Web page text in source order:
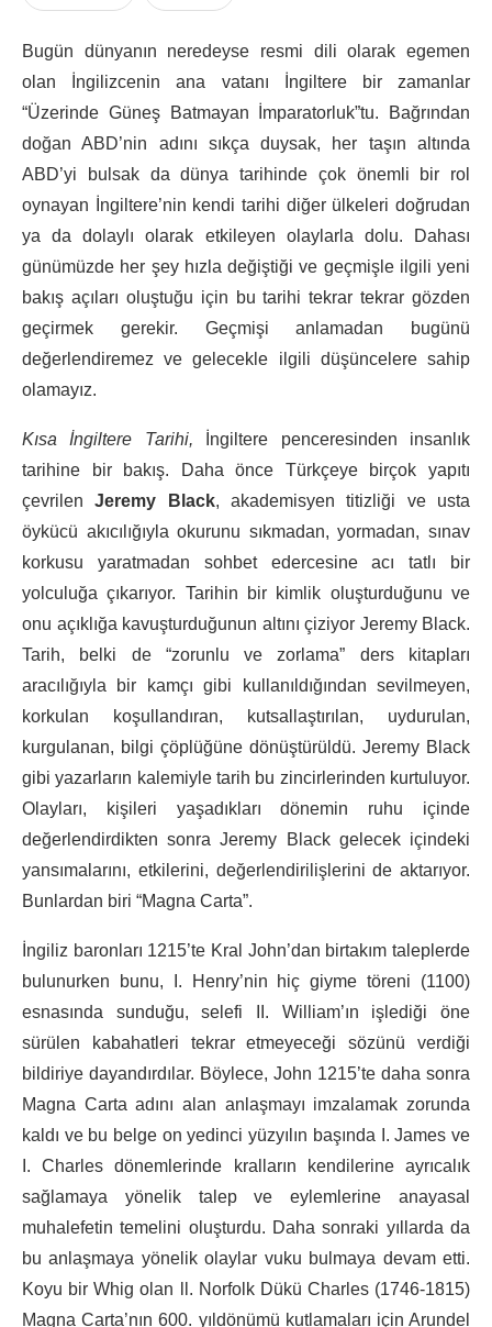
Bugün dünyanın neredeyse resmi dili olarak egemen
olan İngilizcenin ana vatanı İngiltere bir zamanlar
“Üzerinde Güneş Batmayan İmparatorluk”tu. Bağrından
doğan ABD’nin adını sıkça duysak, her taşın altında
ABD’yi bulsak da dünya tarihinde çok önemli bir rol
oynayan İngiltere’nin kendi tarihi diğer ülkeleri doğrudan
ya da dolaylı olarak etkileyen olaylarla dolu. Dahası
günümüzde her şey hızla değiştiği ve geçmişle ilgili yeni
bakış açıları oluştuğu için bu tarihi tekrar tekrar gözden
geçirmek gerekir. Geçmişi anlamadan bugünü
değerlendiremez ve gelecekle ilgili düşüncelere sahip
olamayız.
Kısa İngiltere Tarihi, İngiltere penceresinden insanlık
tarihine bir bakış. Daha önce Türkçeye birçok yapıtı
çevrilenJeremy Black, akademisyen titizliği ve usta
öykücü akıcılığıyla okurunu sıkmadan, yormadan, sınav
korkusu yaratmadan sohbet edercesine acı tatlı bir
yolculuğa çıkarıyor. Tarihin bir kimlik oluşturduğunu ve
onu açıklığa kavuşturduğunun altını çiziyor Jeremy Black.
Tarih, belki de “zorunlu ve zorlama” ders kitapları
aracılığıyla bir kamçı gibi kullanıldığından sevilmeyen,
korkulan koşullandıran, kutsallaştırılan, uydurulan,
kurgulanan, bilgi çöplüğüne dönüştürüldü. Jeremy Black
gibi yazarların kalemiyle tarih bu zincirlerinden kurtuluyor.
Olayları, kişileri yaşadıkları dönemin ruhu içinde
değerlendirdikten sonra Jeremy Black gelecek içindeki
yansımalarını, etkilerini, değerlendirilişlerini de aktarıyor.
Bunlardan biri “Magna Carta”.
İngiliz baronları 1215’te Kral John’dan birtakım taleplerde
bulunurken bunu, I. Henry’nin hiç giyme töreni (1100)
esnasında sunduğu, selefi II. William’ın işlediği öne
sürülen kabahatleri tekrar etmeyeceği sözünü verdiği
bildiriye dayandırdılar. Böylece, John 1215’te daha sonra
Magna Carta adını alan anlaşmayı imzalamak zorunda
kaldı ve bu belge on yedinci yüzyılın başında I. James ve
I. Charles dönemlerinde kralların kendilerine ayrıcalık
sağlamaya yönelik talep ve eylemlerine anayasal
muhalefetin temelini oluşturdu. Daha sonraki yıllarda da
bu anlaşmaya yönelik olaylar vuku bulmaya devam etti.
Koyu bir Whig olan ll. Norfolk Dükü Charles (1746-1815)
Magna Carta’nın 600. yıldönümü kutlamaları için Arundel